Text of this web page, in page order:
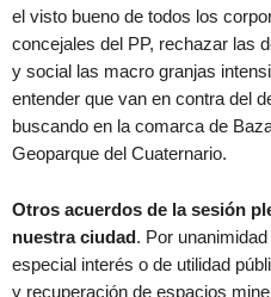
el visto bueno de todos los
concejales del PP, rechazar las
y social las macro granjas
entender que van en contra del
buscando en la comarca de
Geoparque del Cuaternario.
Otros acuerdos de la sesión
nuestra ciudad. Por
especial interés o de utilidad
y recuperación de espacios